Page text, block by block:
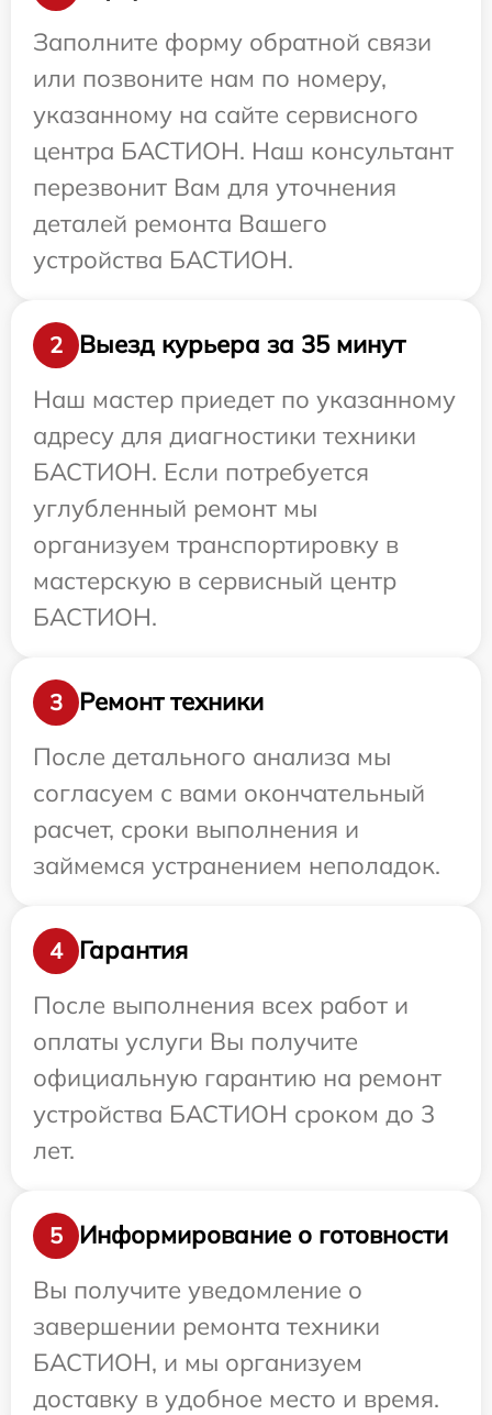
Заполните форму обратной связи
или позвоните нам по номеру,
указанному на сайте сервисного
центра БАСТИОН. Наш консультант
перезвонит Вам для уточнения
деталей ремонта Вашего
устройства БАСТИОН.
2
Выезд курьера за 35 минут
Наш мастер приедет по указанному
адресу для диагностики техники
БАСТИОН. Если потребуется
углубленный ремонт мы
организуем транспортировку в
мастерскую в сервисный центр
БАСТИОН.
3
Ремонт техники
После детального анализа мы
согласуем с вами окончательный
расчет, сроки выполнения и
займемся устранением неполадок.
4
Гарантия
После выполнения всех работ и
оплаты услуги Вы получите
официальную гарантию на ремонт
устройства БАСТИОН сроком до 3
лет.
5
Информирование о готовности
Вы получите уведомление о
завершении ремонта техники
БАСТИОН, и мы организуем
доставку в удобное место и время.